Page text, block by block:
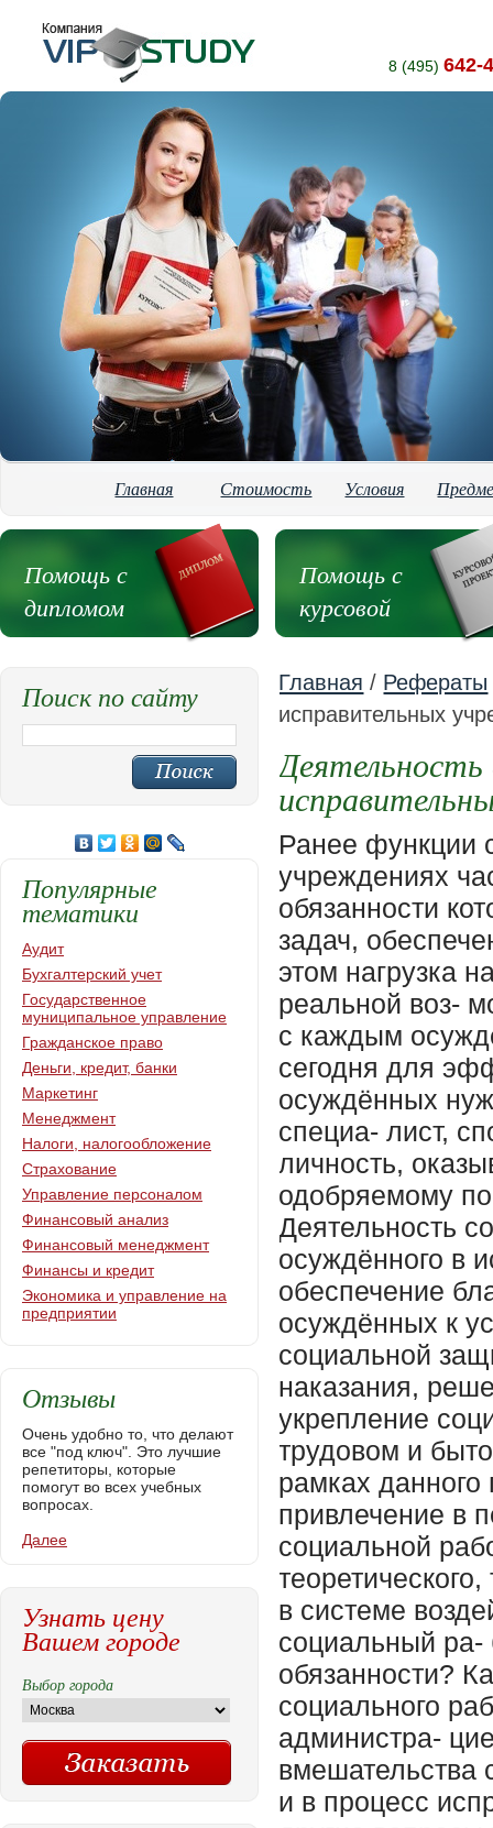
8 (495) 642-
Главная Стоимость Условия
Помощь с
дипломом
Помощь с
курсовой
Главная / Рефераты
исправительных
Деятельность
Ранее функции социальных работников в исправительных учреждениях частично выполнял начальник отряда, в обязанности которого входило, по- мимо прочих прямых задач, обеспечение социальной защиты осуждённых. При этом нагрузка на начальника была предельно высокой и реальной воз- можности для проведения социальной работы с каждым осуждённым у него не было. Таким образом, сегодня для эффективного решения задачи исправле- ния осуждённых нужен не просто юрист, педагог или психолог, а специа- лист, способный комплексно воздействовать на личность, оказывать ей по- мощь в возвращении к социально одобряемому поведению, т. е. социальный работник. Деятельность социальных работников при поступлении осуждённого в исправительное учреждение направлена на обеспечение благоприятных ус- ловий для адаптации осуждённых к условиям лишения свободы, осуществле- ние социальной защиты осуждённых в период отбывания наказания, решение социальных проблем, восстановление и укрепление социально полезных свя- зей, содействие в трудовом и бытовом устройстве после освобождения. В рамках данного процесса можно рассматривать и привлечение в пе- нитенциарную систему специалистов по социальной работе. Это вызвало массу вопросов как теоретического, так и практического характера: какое ме- сто в системе воздействия на заключённого должен занимать социальный ра- ботник? Каковы его функциональные обязанности? Каковы принципы взаи- модействия социального работника как с заключённым, так и с администра- цией места заключения? Где границы вмешательства социального работника в процесс наказания и в процесс исправления заключённого? На эти и многие другие вопросы требуется поиск ответов. Во-первых, социальный работник пенитенциарной системы должен учитывать, что наказание, вынесенное судом, неотвратимо и изменить его может, естественно, сам суд. Но для социального работника важно, как функ- ционирует механизм наказания и нет ли в нём элементов, унижающих чело- веческое достоинство или препятствующих процессу исправления наказуе- мого. Главенствующим принципом становится принцип экономии преду- смотренных законом ограничений прав и свобод личности. В целом обеспе- чение процесса социальной реабилитации сводится к тому, что лица, нару- шившие чужие права и свободы, должны нести по конституции ответствен- ность, но характер этого правового воздействия должен быть таким, чтобы применение ограничений в правах и свободах в минимальной степени ос- ложняли процесс возвращения человека в нормальную жизнь. На основании этого принципа и строится деятельность социального работника в пенитен- циарной сфере. Во главу угла должен быть поставлен не труд в период отбы- вания наказания, а помощь в
Поиск по сайту
Популярные
тематики
Аудит
Бухгалтерский учет
Государственное
муниципальное управление
Гражданское право
Деньги, кредит, банки
Маркетинг
Менеджмент
Налоги, налогообложение
Страхование
Управление персоналом
Финансовый анализ
Финансовый менеджмент
Финансы и кредит
Экономика и управление на
предприятии
Отзывы
Очень удобно то, что делают
все "под ключ". Это лучшие
репетиторы, которые
помогут во всех учебных
вопросах.
Далее
Узнать цену
Вашем городе
Выбор города